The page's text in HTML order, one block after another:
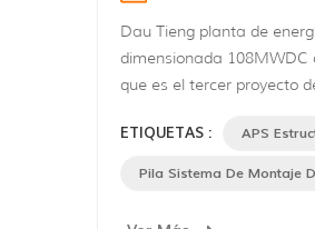
Dau Tieng planta de
dimensionada 108MWDC
que es el tercer proyecto
con el lado del río en tan
Vietnam y aplicada APS
ETIQUETAS : APS
Pila Sistema De Montaje